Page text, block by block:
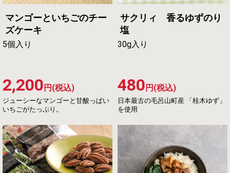
マンゴーといちごのチー
ズケーキ
5個入り
ジューシーなマンゴーと甘酸っぱい
いちごがたっぷり。
2,200 円(税込)
サクリィ 香るゆずのり
塩
30g入り
日本最古の毛呂山町産 「桂木ゆず」
を使用
480 円(税込)